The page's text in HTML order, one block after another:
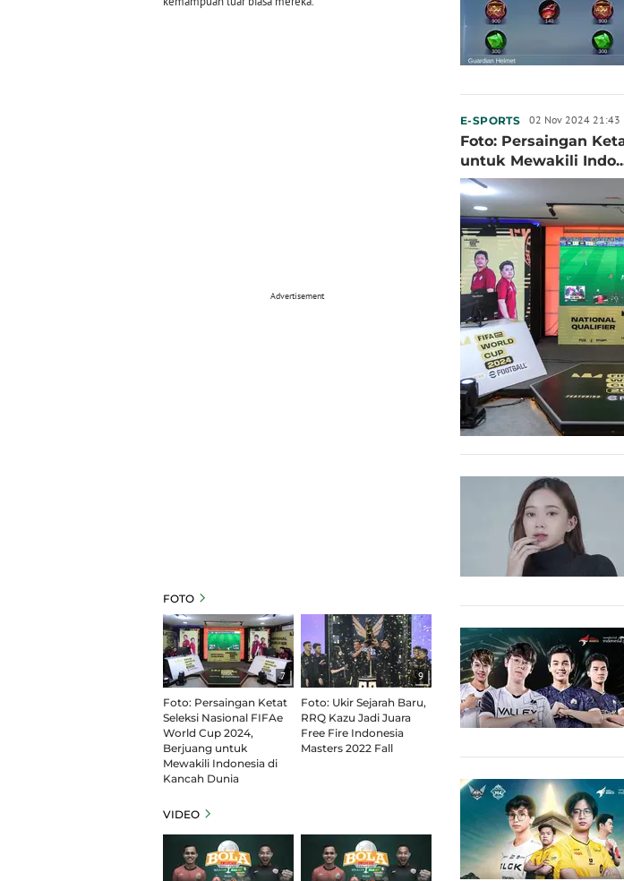
Advertisement
FOTO
7
Foto: Persaingan Ketat
Seleksi Nasional FIFAe
World Cup 2024,
Berjuang untuk
Mewakili Indonesia di
Kancah Dunia
9
Foto: Ukir Sejarah Baru,
RRQ Kazu Jadi Juara
Free Fire Indonesia
Masters 2022 Fall
VIDEO
E-SPORTS 02 Nov 2024 21:43
Foto: Persaingan
untuk Mewakili